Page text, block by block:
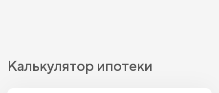
Калькулятор ипотеки